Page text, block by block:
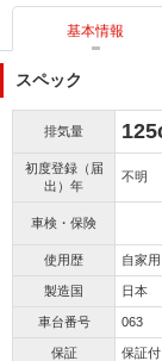
基本情報
スペック
排気量
初度登録（届
出）年
不明
車検・保険
使用歴 自家用
製造国 日本
車台番号 063
保証 保証